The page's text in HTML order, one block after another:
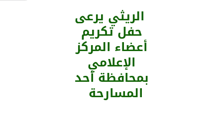
الريثي يرعى
حفل تكريم
أعضاء المركز
الإعلامي
بمحافظة أحد
المسارحة